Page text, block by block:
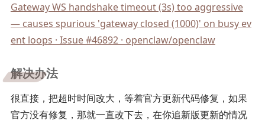
Gateway WS handshake timeout (3s) too aggressive
— causes spurious 'gateway closed (1000)' on busy ev
ent loops · Issue #46892 · openclaw/openclaw
解决办法
很直接，把超时时间改大，等着官方更新代码修复，如果
官方没有修复，那就一直改下去，在你追新版更新的情况